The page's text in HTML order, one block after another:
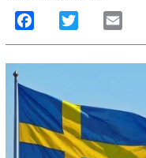
Facebook Twitter